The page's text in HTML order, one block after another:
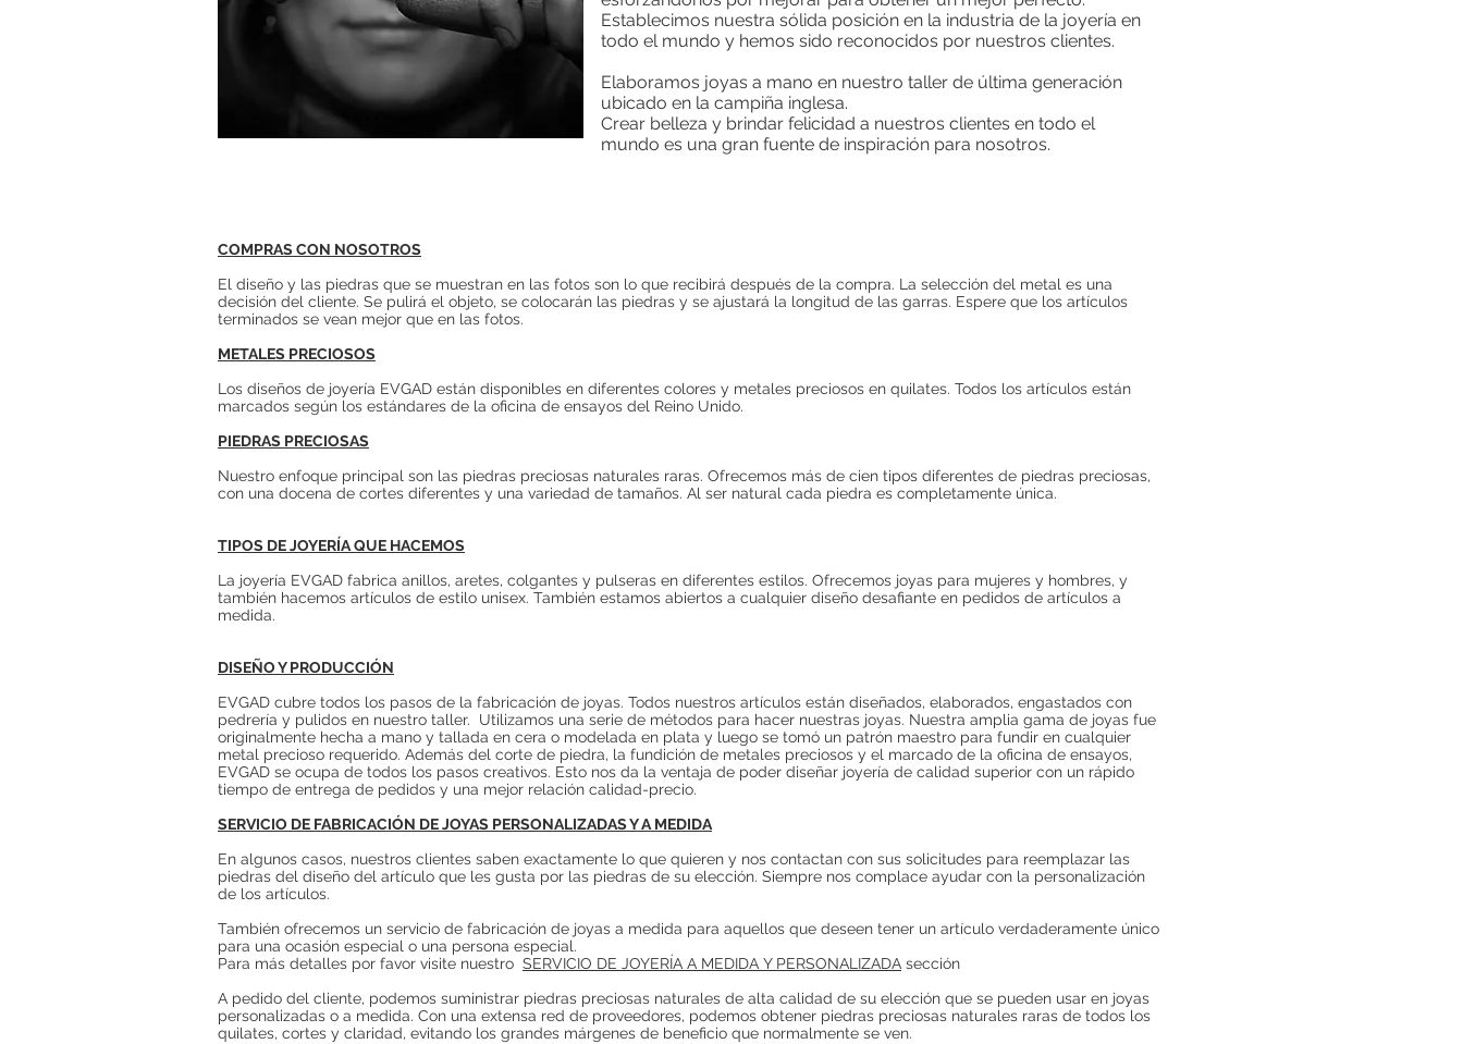
Establecimos nuestra sólida posición en la industria de la joyería en
todo el mundo y hemos sido reconocidos por nuestros clientes.
Elaboramos joyas a mano en nuestro taller de última generación
ubicado en la campiña inglesa.
Crear belleza y brindar felicidad a nuestros clientes en todo el
mundo es una gran fuente de inspiración para nosotros.
COMPRAS CON NOSOTROS
El diseño y las piedras que se muestran en las fotos son lo que recibirá después de la compra. La selección del metal es una
decisión del cliente. Se pulirá el objeto, se colocarán las piedras y se ajustará la longitud de las garras. Espere que los artículos
terminados se vean mejor que en las fotos.
METALES PRECIOSOS
Los diseños de joyería EVGAD están disponibles en diferentes colores y metales preciosos en quilates. Todos los artículos están
marcados según los estándares de la oficina de ensayos del Reino Unido.
PIEDRAS PRECIOSAS
Nuestro enfoque principal son las piedras preciosas naturales raras. Ofrecemos más de cien tipos diferentes de piedras preciosas,
con una docena de cortes diferentes y una variedad de tamaños. Al ser natural cada piedra es completamente única.
TIPOS DE JOYERÍA QUE HACEMOS
La joyería EVGAD fabrica anillos, aretes, colgantes y pulseras en diferentes estilos. Ofrecemos joyas para mujeres y hombres, y
también hacemos artículos de estilo unisex. También estamos abiertos a cualquier diseño desafiante en pedidos de artículos a
medida.
DISEÑO Y PRODUCCIÓN
EVGAD cubre todos los pasos de la fabricación de joyas. Todos nuestros artículos están diseñados, elaborados, engastados con
pedrería y pulidos en nuestro taller.
Utilizamos una serie de métodos para hacer nuestras joyas. Nuestra amplia gama de joyas fue
originalmente hecha a mano y tallada en cera o modelada en plata y luego se tomó un patrón maestro para fundir en cualquier
metal precioso requerido. Además del corte de piedra, la fundición de metales preciosos y el marcado de la oficina de ensayos,
EVGAD se ocupa de todos los pasos creativos. Esto nos da la ventaja de poder diseñar joyería de calidad superior con un rápido
tiempo de entrega de pedidos y una mejor relación calidad-precio.
SERVICIO DE FABRICACIÓN DE JOYAS PERSONALIZADAS Y A MEDIDA
En algunos casos, nuestros clientes saben exactamente lo que quieren y nos contactan con sus solicitudes para reemplazar las
piedras del diseño del artículo que les gusta por las piedras de su elección. Siempre nos complace ayudar con la personalización
de los artículos.
También ofrecemos un servicio de fabricación de joyas a medida para aquellos que deseen tener un artículo verdaderamente único
para una ocasión especial o una persona especial.
Para más detalles por favor visite nuestro SERVICIO DE JOYERÍA A MEDIDA Y PERSONALIZADA sección
A pedido del cliente, podemos suministrar piedras preciosas naturales de alta calidad de su elección que se pueden usar en joyas
personalizadas o a medida. Con una extensa red de proveedores, podemos obtener piedras preciosas naturales raras de todos los
quilates, cortes y claridad, evitando los grandes márgenes de beneficio que normalmente se ven.